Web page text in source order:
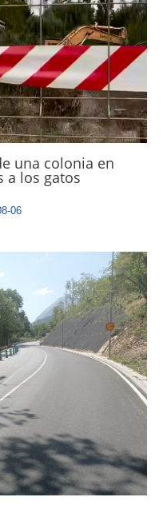
una colonia en
a los gatos
06